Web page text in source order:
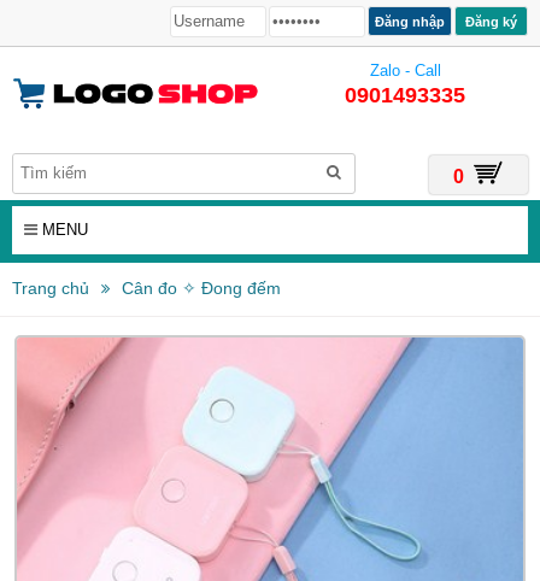
Đăng ký
Zalo - Call
0901493335
0
MENU
Trang chủ Cân đo ✧ Đong đếm